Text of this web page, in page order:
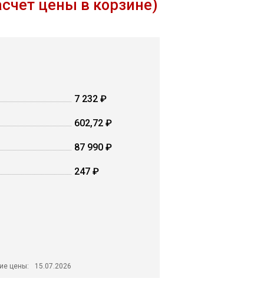
цены в корзине)
7 232 ₽
602,72 ₽
87 990 ₽
247 ₽
цены: 15.07.2026